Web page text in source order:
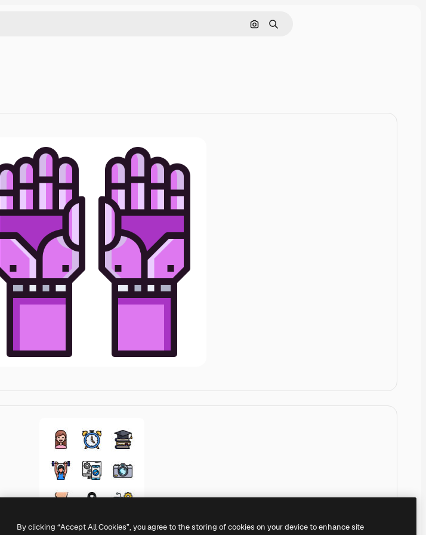
Nach Bild suchen
Suchen
Lineal Color
By clicking “Accept All Cookies”, you agree to the storing of cookies on your device to enhance site